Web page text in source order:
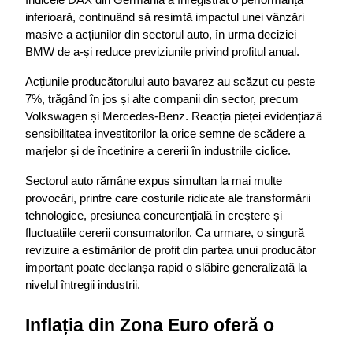
inferioară, continuând să resimtă impactul unei vânzări
masive a acțiunilor din sectorul auto, în urma deciziei
BMW de a-și reduce previziunile privind profitul anual.
Acțiunile producătorului auto bavarez au scăzut cu peste
7%, trăgând în jos și alte companii din sector, precum
Volkswagen și Mercedes-Benz. Reacția pieței evidențiază
sensibilitatea investitorilor la orice semne de scădere a
marjelor și de încetinire a cererii în industriile ciclice.
Sectorul auto rămâne expus simultan la mai multe
provocări, printre care costurile ridicate ale transformării
tehnologice, presiunea concurențială în creștere și
fluctuațiile cererii consumatorilor. Ca urmare, o singură
revizuire a estimărilor de profit din partea unui producător
important poate declanșa rapid o slăbire generalizată la
nivelul întregii industrii.
Inflația din Zona Euro oferă o